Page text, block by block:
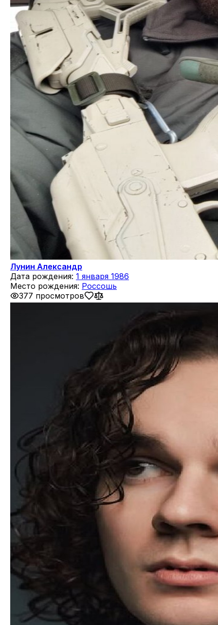
Лунин Александр
Дата рождения: 1 января 1986
Место рождения: Россошь
377 просмотров